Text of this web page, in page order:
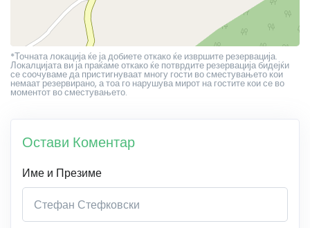
*Точната локација ќе ја добиете откако ќе извршите резервација.
Локалцијата ви ја праќаме откако ќе потврдите резервација бидејќи
се соочуваме да пристигнуваат многу гости во сместувањето кои
немаат резервирано, а тоа го нарушува мирот на гостите кои се во
моментот во сместувањето.
Остави Коментар
Име и Презиме